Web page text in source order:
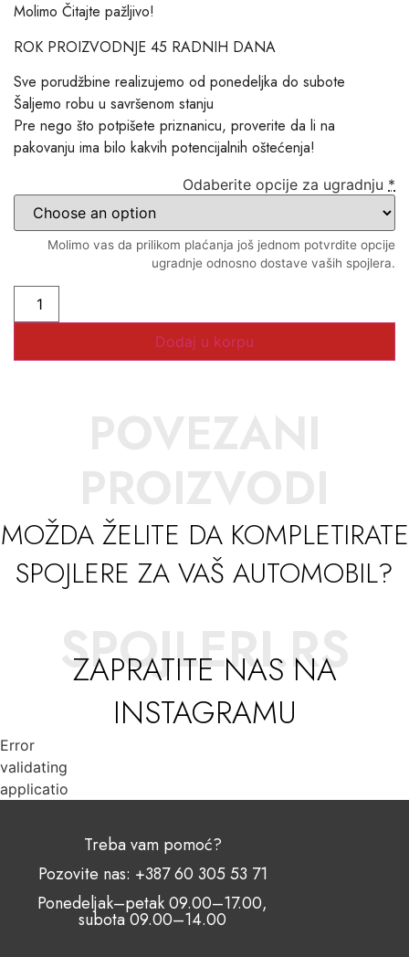
Molimo Čitajte pažljivo!
ROK PROIZVODNJE 45 RADNIH DANA
Sve porudžbine realizujemo od ponedeljka do subote
Šaljemo robu u savršenom stanju
Pre nego što potpišete priznanicu, proverite da li na
pakovanju ima bilo kakvih potencijalnih oštećenja!
Odaberite opcije za ugradnju *
Molimo vas da prilikom plaćanja još jednom potvrdite opcije
ugradnje odnosno dostave vaših spojlera.
Dodaj u korpu
MOŽDA ŽELITE DA KOMPLETIRATE
SPOJLERE ZA VAŠ AUTOMOBIL?
SPOJLERI.RS
ZAPRATITE NAS NA
INSTAGRAMU
Error
validating
application
Treba vam pomoć?
Pozovite nas: +387 60 305 53 71
Ponedeljak–petak 09.00–17.00,
subota 09.00–14.00